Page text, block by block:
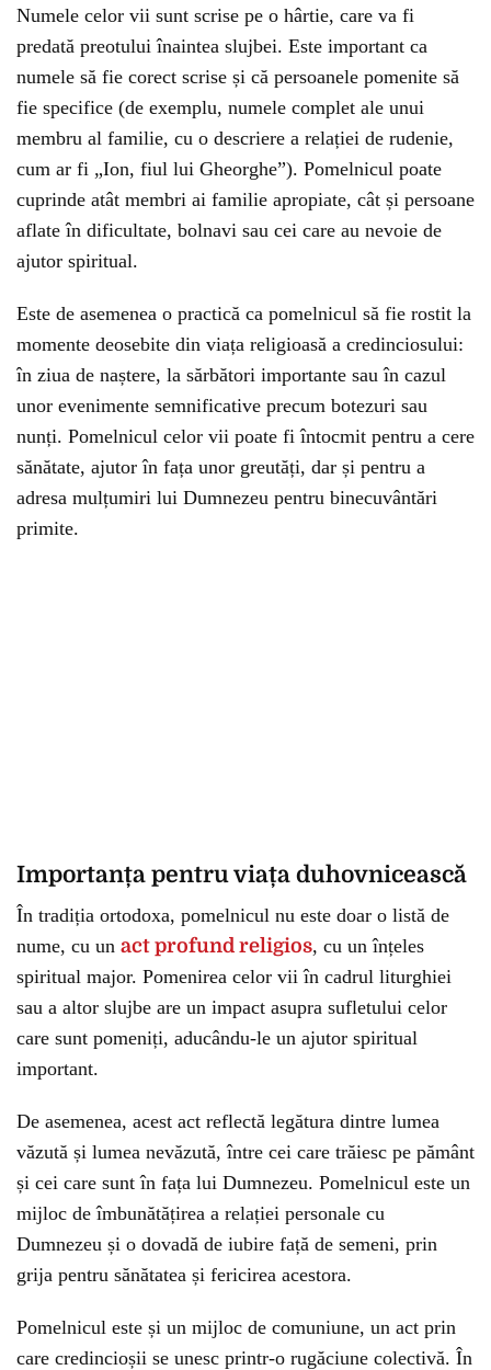
Numele celor vii sunt scrise pe o hârtie, care va fi
predată preotului înaintea slujbei. Este important ca
numele să fie corect scrise și că persoanele pomenite să
fie specifice (de exemplu, numele complet ale unui
membru al familie, cu o descriere a relației de rudenie,
cum ar fi „Ion, fiul lui Gheorghe”). Pomelnicul poate
cuprinde atât membri ai familie apropiate, cât și persoane
aflate în dificultate, bolnavi sau cei care au nevoie de
ajutor spiritual.
Este de asemenea o practică ca pomelnicul să fie rostit la
momente deosebite din viața religioasă a credinciosului:
în ziua de naștere, la sărbători importante sau în cazul
unor evenimente semnificative precum botezuri sau
nunți. Pomelnicul celor vii poate fi întocmit pentru a cere
sănătate, ajutor în fața unor greutăți, dar și pentru a
adresa mulțumiri lui Dumnezeu pentru binecuvântări
primite.
Importanța pentru viața duhovnicească
În tradiția ortodoxa, pomelnicul nu este doar o listă de
nume, cu un act profund religios, cu un înțeles
spiritual major. Pomenirea celor vii în cadrul liturghiei
sau a altor slujbe are un impact asupra sufletului celor
care sunt pomeniți, aducându-le un ajutor spiritual
important.
De asemenea, acest act reflectă legătura dintre lumea
văzută și lumea nevăzută, între cei care trăiesc pe pământ
și cei care sunt în fața lui Dumnezeu. Pomelnicul este un
mijloc de îmbunătățirea a relației personale cu
Dumnezeu și o dovadă de iubire față de semeni, prin
grija pentru sănătatea și fericirea acestora.
Pomelnicul este și un mijloc de comuniune, un act prin
care credincioșii se unesc printr-o rugăciune colectivă. În